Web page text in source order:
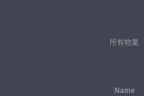
所有物業
Name